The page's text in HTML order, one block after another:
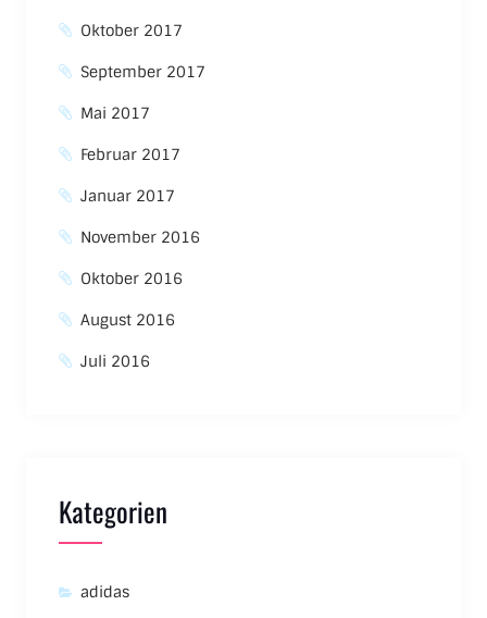
Oktober 2017
September 2017
Mai 2017
Februar 2017
Januar 2017
November 2016
Oktober 2016
August 2016
Juli 2016
Kategorien
adidas